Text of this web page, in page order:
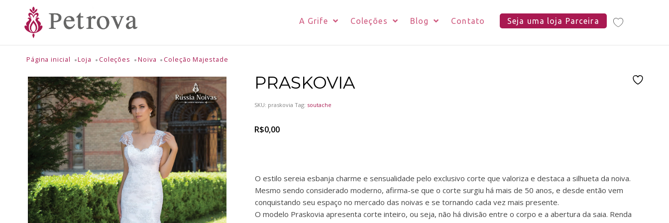
A Grife Coleções Blog Contato Seja uma loja Parceira
Página inicial Loja Coleções Noiva Coleção Majestade
PRASKOVIA
SKU: praskovia Tag: soutache
R$0,00
O estilo sereia esbanja charme e sensualidade pelo exclusivo corte que valoriza e destaca a silhueta da noiva.
Mesmo sendo considerado moderno, afirma-se que o corte surgiu há mais de 50 anos, e desde então vem
conquistando seu espaço no mercado das noivas e se tornando cada vez mais presente.
O modelo Praskovia apresenta corte inteiro, ou seja, não há divisão entre o corpo e a abertura da saia. Renda